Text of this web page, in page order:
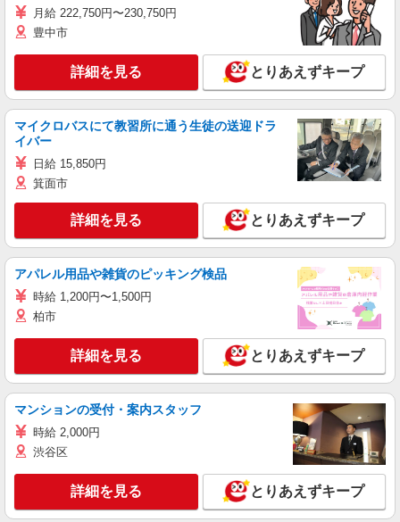
月給 222,750円〜230,750円
豊中市
詳細を見る とりあえずキープ
マイクロバスにて教習所に通う生徒の送迎ドラ
イバー
日給 15,850円
箕面市
詳細を見る とりあえずキープ
アパレル用品や雑貨のピッキング検品
時給 1,200円〜1,500円
柏市
詳細を見る とりあえずキープ
マンションの受付・案内スタッフ
時給 2,000円
渋谷区
詳細を見る とりあえずキープ